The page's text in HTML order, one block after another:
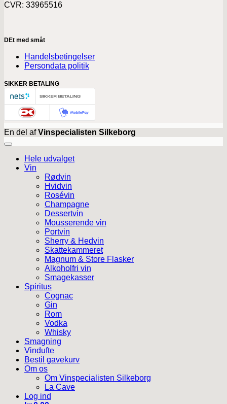
CVR: 33965516
DEt med småt
Handelsbetingelser
Persondata politik
SIKKER BETALING
En del afVinspecialisten Silkeborg
Hele udvalget
Vin
Rødvin
Hvidvin
Rosévin
Champagne
Dessertvin
Mousserende vin
Portvin
Sherry & Hedvin
Skattekammeret
Magnum & Store Flasker
Alkoholfri vin
Smagekasser
Spiritus
Cognac
Gin
Rom
Vodka
Whisky
Smagning
Vindufte
Bestil gavekurv
Om os
Om Vinspecialisten Silkeborg
La Cave
Log ind